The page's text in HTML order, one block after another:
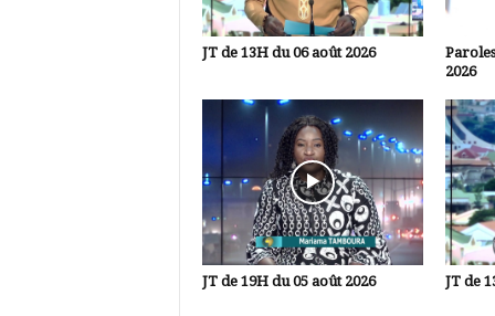
JT de 13H du 06 août 2026
2026
JT de 19H du 05 août 2026 JT de